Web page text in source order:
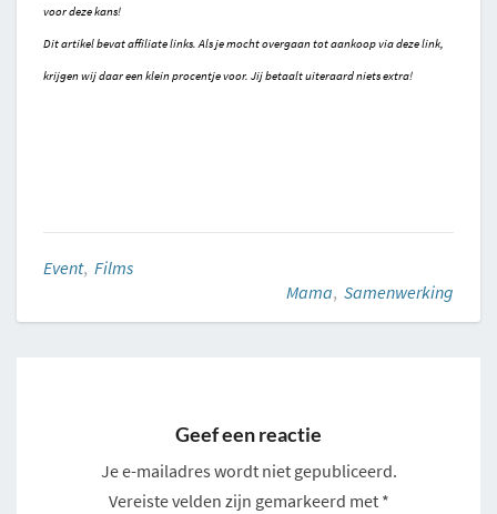
voor deze kans!
Dit artikel bevat affiliate links. Als je mocht overgaan tot aankoop via deze link,
krijgen wij daar een klein procentje voor. Jij betaalt uiteraard niets extra!
Event, Films
Mama, Samenwerking
Geef een reactie
Je e-mailadres wordt niet gepubliceerd.
Vereiste velden zijn gemarkeerd met *